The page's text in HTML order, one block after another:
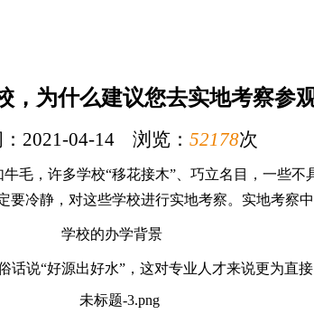
，为什么建议您去实地考察参
：2021-04-14 浏览： 52178次
毛，许多学校“移花接木”、巧立名目，一些
要冷静，对这些学校进行实地考察。实地考察
学校的办学背景
话说“好源出好水”，这对专业人才来说更为直